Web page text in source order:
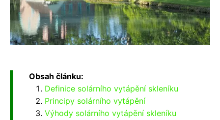
Obsah článku:
Definice solárního vytápění skleníku
Principy solárního vytápění
Výhody solárního vytápění skleníku